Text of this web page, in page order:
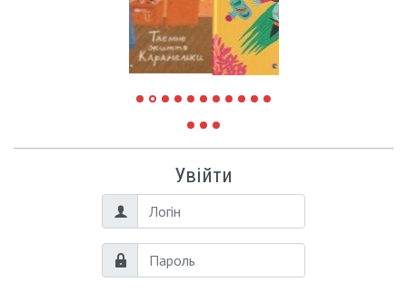
Увійти
Логін
Пароль